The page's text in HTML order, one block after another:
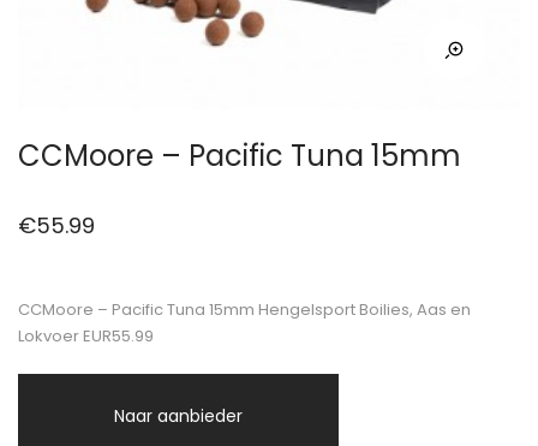
CCMoore – Pacific Tuna 15mm
€55.99
CCMoore – Pacific Tuna 15mm Hengelsport Boilies, Aas en
Lokvoer EUR55.99
Naar aanbieder